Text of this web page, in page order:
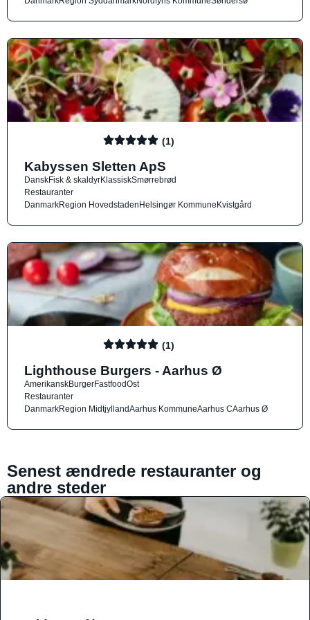
(1)
Kabyssen Sletten ApS
DanskFisk & skaldyrKlassiskSmørrebrød
Restauranter
DanmarkRegion HovedstadenHelsingør KommuneKvistgård
(1)
Lighthouse Burgers - Aarhus Ø
AmerikanskBurgerFastfoodOst
Restauranter
DanmarkRegion MidtjyllandAarhus KommuneAarhus CAarhus Ø
Senest ændrede restauranter og
andre steder